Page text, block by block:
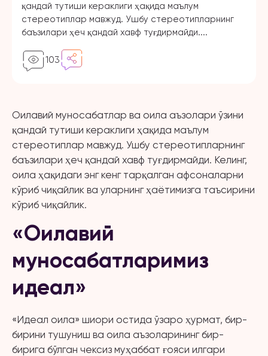
қандай тутиши кераклиги ҳақида маълум
стереотиплар мавжуд. Ушбу стереотипларнинг
баъзилари ҳеч қандай хавф туғдирмайди....
103
Оилавий муносабатлар ва оила аъзолари ўзини
қандай тутиши кераклиги ҳақида маълум
стереотиплар мавжуд. Ушбу стереотипларнинг
баъзилари ҳеч қандай хавф туғдирмайди. Келинг,
оила ҳақидаги энг кенг тарқалган афсоналарни
кўриб чиқайлик ва уларнинг ҳаётимизга таъсирини
кўриб чиқайлик.
«Оилавий
муносабатларимиз
идеал»
«Идеал оила» шиори остида ўзаро ҳурмат, бир-
бирини тушуниш ва оила аъзоларининг бир-
бирига бўлган чексиз муҳаббат ғояси илгари